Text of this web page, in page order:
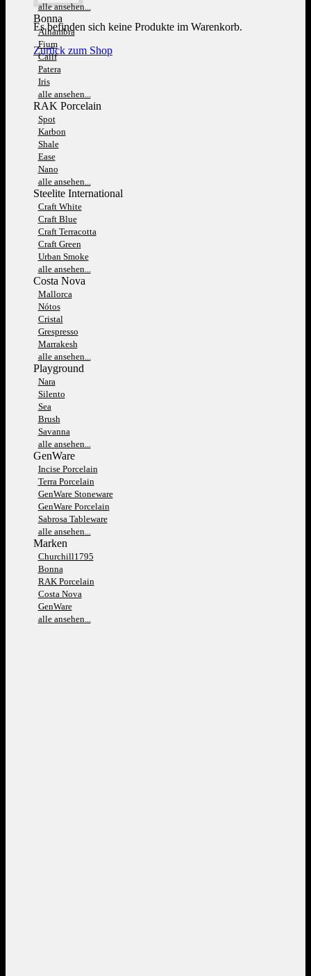
Es befinden sich keine Produkte im Warenkorb.
Zurück zum Shop
alle ansehen...
Bonna
Alhambra
Fium
Calif
Patera
Iris
alle ansehen...
RAK Porcelain
Spot
Karbon
Shale
Ease
Nano
alle ansehen...
Steelite International
Craft White
Craft Blue
Craft Terracotta
Craft Green
Urban Smoke
alle ansehen...
Costa Nova
Mallorca
Nótos
Cristal
Grespresso
Marrakesh
alle ansehen...
Playground
Nara
Silento
Sea
Brush
Savanna
alle ansehen...
GenWare
Incise Porcelain
Terra Porcelain
GenWare Stoneware
GenWare Porcelain
Sabrosa Tableware
alle ansehen...
Marken
Churchill1795
Bonna
RAK Porcelain
Costa Nova
GenWare
alle ansehen...